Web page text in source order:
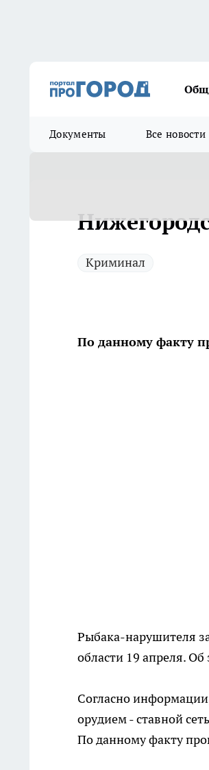
Документы Все новости
Криминал
По данному факту
Рыбака-нарушителя
области 19 апреля.
Согласно
орудием - ставной
По данному факту